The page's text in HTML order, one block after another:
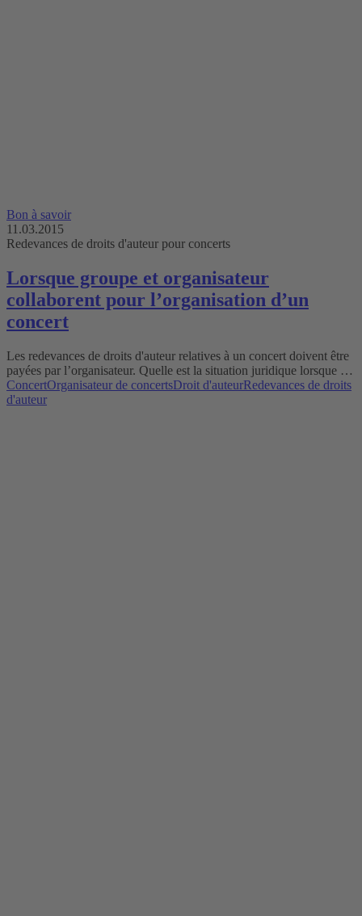
Bon à savoir
11.03.2015
Redevances de droits d'auteur pour concerts
Lorsque groupe et organisateur
collaborent pour l’organisation d’un
concert
Les redevances de droits d'auteur relatives à un concert doivent être
payées par l’organisateur. Quelle est la situation juridique lorsque …
ConcertOrganisateur de concertsDroit d'auteurRedevances de droits
d'auteur